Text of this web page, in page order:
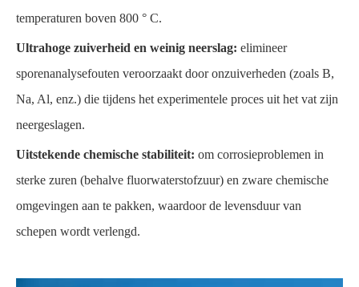
temperaturen boven 800 ° C.
Ultrahoge zuiverheid en weinig neerslag: elimineer
sporenanalysefouten veroorzaakt door onzuiverheden (zoals B,
Na, Al, enz.) die tijdens het experimentele proces uit het vat zijn
neergeslagen.
Uitstekende chemische stabiliteit: om corrosieproblemen in
sterke zuren (behalve fluorwaterstofzuur) en zware chemische
omgevingen aan te pakken, waardoor de levensduur van
schepen wordt verlengd.